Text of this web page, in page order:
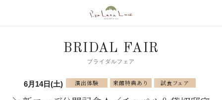
BRIDAL FAIR
ブライダルフェア
6月14日(土) 演出体験 来館特典あり 試食フェア